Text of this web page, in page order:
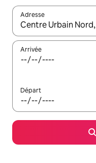
Adresse
Lorsque les résultats
Arrivée
Départ